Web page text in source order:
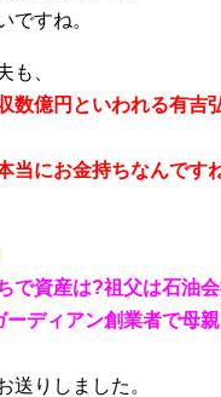
ですね。
も、
数億円といわれる有吉
当にお金持ちなんですね
で資産は?祖父は石油
ディアン創業者で母親
送りしました。